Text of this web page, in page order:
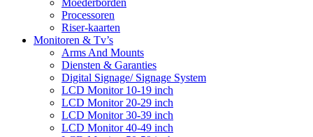
Moederborden
Processoren
Riser-kaarten
Monitoren & Tv’s
Arms And Mounts
Diensten & Garanties
Digital Signage/ Signage System
LCD Monitor 10-19 inch
LCD Monitor 20-29 inch
LCD Monitor 30-39 inch
LCD Monitor 40-49 inch